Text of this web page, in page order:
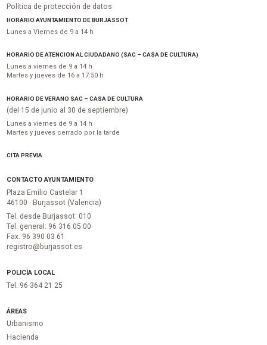
Política de protección de datos
HORARIO AYUNTAMIENTO DE BURJASSOT
Lunes a Viernes de 9 a 14 h
HORARIO DE ATENCIÓN AL CIUDADANO (SAC – CASA DE CULTURA)
Lunes a viernes de 9 a 14 h
Martes y jueves de 16 a 17:50 h
HORARIO DE VERANO SAC – CASA DE CULTURA
(del 15 de junio al 30 de septiembre)
Lunes a viernes de 9 a 14 h
Martes y jueves cerrado por la tarde
CITA PREVIA
CONTACTO AYUNTAMIENTO
Plaza Emilio Castelar 1
46100 · Burjassot (Valencia)
Tel. desde Burjassot: 010
Tel. general: 96 316 05 00
Fax. 96 390 03 61
registro@burjassot.es
POLICÍA LOCAL
Tel. 96 364 21 25
ÁREAS
Urbanismo
Hacienda